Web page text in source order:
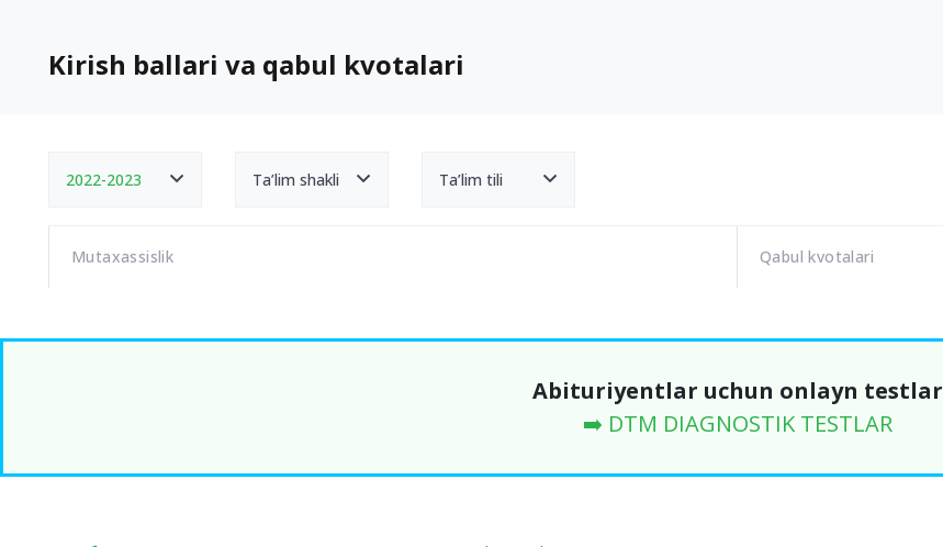
Kirish ballari va qabul kvotalari
2022-2023 Ta’lim shakli Ta’lim tili
Mutaxassislik Qabul kvotalari
Abituriyentlar uchun onlayn testlar
➡️ DTM DIAGNOSTIK TESTLAR